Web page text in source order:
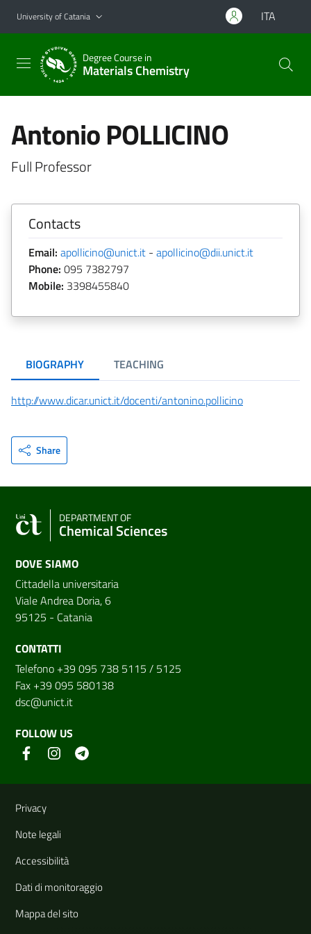
Go to main content
Go to navigation menu
University of Catania ITA
Degree Course in
Materials Chemistry
Antonio POLLICINO
Full Professor
Contacts
Email: apollicino@unict.it - apollicino@dii.unict.it
Phone: 095 7382797
Mobile: 3398455840
BIOGRAPHY TEACHING
http://www.dicar.unict.it/docenti/antonino.pollicino
Share
DEPARTMENT OF
Chemical Sciences
DOVE SIAMO
Cittadella universitaria
Viale Andrea Doria, 6
95125 - Catania
CONTATTI
Telefono +39 095 738 5115 / 5125
Fax +39 095 580138
dsc@unict.it
FOLLOW US
Useful links and information
Privacy
Note legali
Accessibilità
Dati di monitoraggio
Mappa del sito